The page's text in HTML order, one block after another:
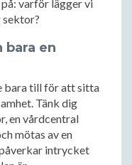
varför lägger vi
bara en
bara till för att sitta
Tänk dig
en vårdcentral
mötas av en
intrycket